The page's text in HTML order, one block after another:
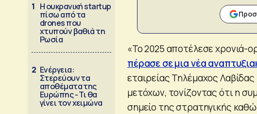
1 Η ουκρανική startup
πίσω από τα
drones που
χτυπούν βαθιά τη
Ρωσία
2 Ενέργεια:
Στερεύουν τα
αποθέματα της
Ευρώπης - Τι θα
γίνει τον χειμώνα
«Το 2025 αποτέλεσε χρονιά-
πέρασε σε μια νέα
εταιρείας Τηλέμαχος
μετόχων, τονίζοντας ότι η
σημείο της στρατηγικής